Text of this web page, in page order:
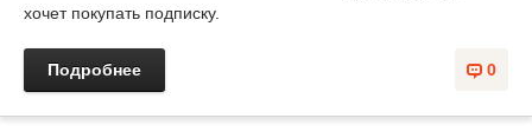
хочет покупать подписку.
0
Подробнее